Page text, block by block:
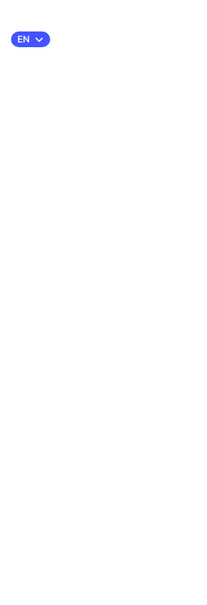
Select Language
EN